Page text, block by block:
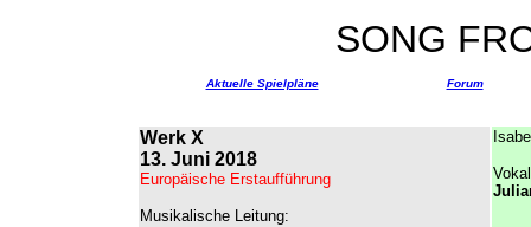
SONG
Aktuelle Spielpläne Forum
Werk X
13. Juni 2018
Europäische Erstaufführung
Musikalische Leitung: